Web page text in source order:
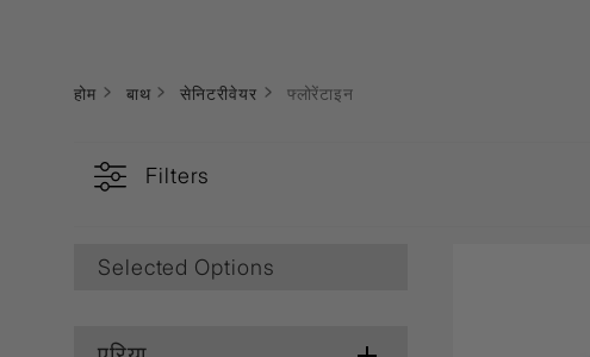
LED Driver
कार्बोनिक
Automation
होम बाथ सेनिटरीवेयर फ्लोरेंटाइन
Selected Options
Filters